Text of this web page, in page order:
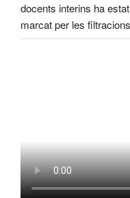
docents interins ha
marcat per les